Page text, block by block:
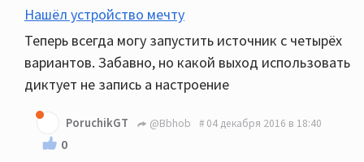
Нашёл устройство мечту
Теперь всегда могу запустить источник с четырёх
вариантов. Забавно, но какой выход использовать
диктует не запись а настроение
PoruchikGT @Bbhob 04 декабря 2016 в 18:40
0